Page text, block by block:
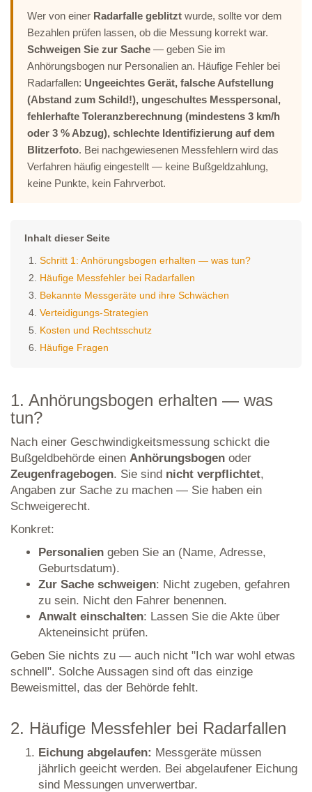
Wer von einer Radarfalle geblitzt wurde, sollte vor dem
Bezahlen prüfen lassen, ob die Messung korrekt war.
Schweigen Sie zur Sache — geben Sie im
Anhörungsbogen nur Personalien an. Häufige Fehler bei
Radarfallen: Ungeeichtes Gerät, falsche Aufstellung
(Abstand zum Schild!), ungeschultes Messpersonal,
fehlerhafte Toleranzberechnung (mindestens 3 km/h
oder 3 % Abzug), schlechte Identifizierung auf dem
Blitzerfoto. Bei nachgewiesenen Messfehlern wird das
Verfahren häufig eingestellt — keine Bußgeldzahlung,
keine Punkte, kein Fahrverbot.
Inhalt dieser Seite
Schritt 1: Anhörungsbogen erhalten — was tun?
Häufige Messfehler bei Radarfallen
Bekannte Messgeräte und ihre Schwächen
Verteidigungs-Strategien
Kosten und Rechtsschutz
Häufige Fragen
1. Anhörungsbogen erhalten — was
tun?
Nach einer Geschwindigkeitsmessung schickt die
Bußgeldbehörde einen Anhörungsbogen oder
Zeugenfragebogen. Sie sind nicht verpflichtet,
Angaben zur Sache zu machen — Sie haben ein
Schweigerecht.
Konkret:
Personalien geben Sie an (Name, Adresse,
Geburtsdatum).
Zur Sache schweigen: Nicht zugeben, gefahren
zu sein. Nicht den Fahrer benennen.
Anwalt einschalten: Lassen Sie die Akte über
Akteneinsicht prüfen.
Geben Sie nichts zu — auch nicht "Ich war wohl etwas
schnell". Solche Aussagen sind oft das einzige
Beweismittel, das der Behörde fehlt.
2. Häufige Messfehler bei Radarfallen
Eichung abgelaufen: Messgeräte müssen
jährlich geeicht werden. Bei abgelaufener Eichung
sind Messungen unverwertbar.